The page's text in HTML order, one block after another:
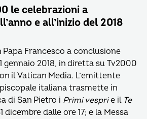
le celebrazioni a
e all’inizio del 2018
Papa Francesco a conclusione
gennaio 2018, in diretta su Tv2000
il Vatican Media. L’emittente
italiana trasmette in
di San Pietro i Primi vesprie il Te
dicembre dalle ore 17; e la Messa